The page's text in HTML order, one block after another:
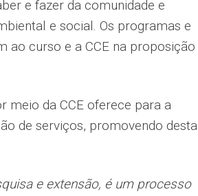
e fazer da comunidade e
e social. Os programas e
ao curso e a CCE na proposição
meio da CCE oferece para a
de serviços, promovendo desta
e extensão, é um processo